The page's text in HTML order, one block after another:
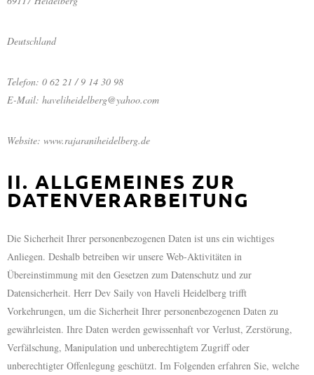
Deutschland
Telefon: 0 62 21 / 9 14 30 98
E-Mail: haveliheidelberg@yahoo.com
Website: www.rajaraniheidelberg.de
II. ALLGEMEINES ZUR
DATENVERARBEITUNG
Die Sicherheit Ihrer personenbezogenen Daten ist uns ein wichtiges
Anliegen. Deshalb betreiben wir unsere Web-Aktivitäten in
Übereinstimmung mit den Gesetzen zum Datenschutz und zur
Datensicherheit. Herr Dev Saily von Haveli Heidelberg trifft
Vorkehrungen, um die Sicherheit Ihrer personenbezogenen Daten zu
gewährleisten. Ihre Daten werden gewissenhaft vor Verlust, Zerstörung,
Verfälschung, Manipulation und unberechtigtem Zugriff oder
unberechtigter Offenlegung geschützt. Im Folgenden erfahren Sie, welche